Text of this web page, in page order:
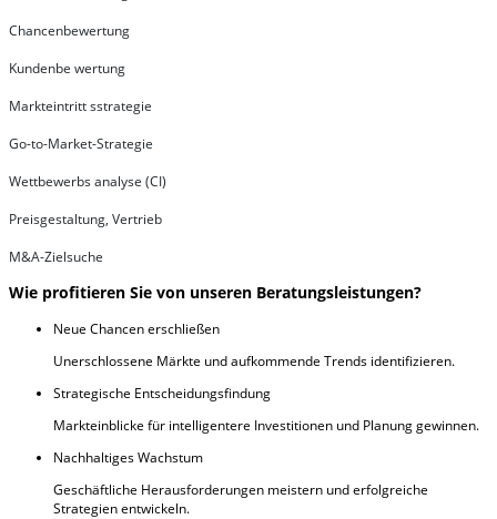
Chancenbewertung
Kundenbe wertung
Markteintritt sstrategie
Go-to-Market-Strategie
Wettbewerbs analyse (CI)
Preisgestaltung, Vertrieb
M&A-Zielsuche
Wie profitieren Sie von unseren Beratungsleistungen?
Neue Chancen erschließen
Unerschlossene Märkte und aufkommende Trends identifizieren.
Strategische Entscheidungsfindung
Markteinblicke für intelligentere Investitionen und Planung gewinnen.
Nachhaltiges Wachstum
Geschäftliche Herausforderungen meistern und erfolgreiche
Strategien entwickeln.